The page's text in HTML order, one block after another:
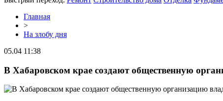
Главная
>
На злобу дня
05.04 11:38
В Хабаровском крае создают общественную